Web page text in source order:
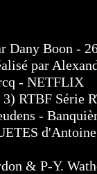
Dany Boon -
par
- NETFLIX
RTBF Série
-
& P-Y.